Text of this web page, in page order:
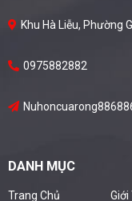
Khu Hà Liễu, Phường
0975882882
DANH MỤC
Trang Chủ Giới